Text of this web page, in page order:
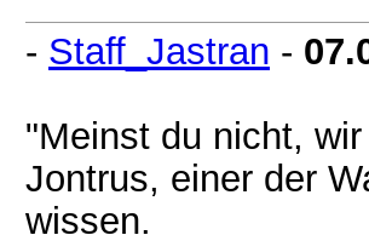
- Staff_Jastran -
"Meinst du nicht,
Jontrus, einer der
wissen.